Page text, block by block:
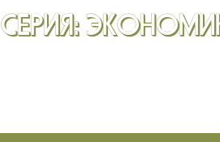
СЕРИЯ: